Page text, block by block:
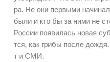
ра. Не они первыми
были и кто бы за ними не
России появилась новая
тся, как грибы после
т и СМИ.